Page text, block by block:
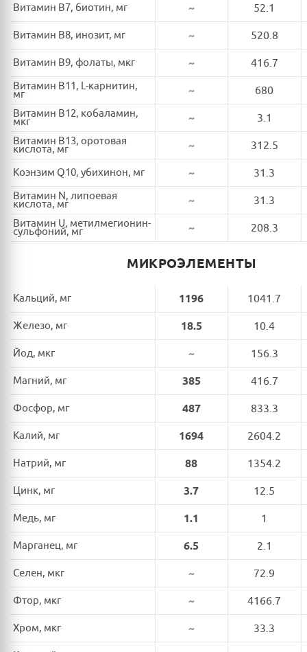
Витамин B7, биотин, мг ~ 52.1
Витамин B8, инозит, мг ~ 520.8
Витамин B9, фолаты, мкг ~ 416.7
Витамин B11, L-карнитин,
мг ~ 680
Витамин B12, кобаламин,
мкг ~ 3.1
Витамин B13, оротовая
кислота, мг ~ 312.5
Коэнзим Q10, убихинон, мг ~ 31.3
Витамин N, липоевая
кислота, мг ~ 31.3
Витамин U, метилмегионин-
сульфоний, мг ~ 208.3
МИКРОЭЛЕМЕНТЫ
Кальций, мг 1196 1041.7
Железо, мг 18.5 10.4
Йод, мкг ~ 156.3
Магний, мг 385 416.7
Фосфор, мг 487 833.3
Калий, мг 1694 2604.2
Натрий, мг 88 1354.2
Цинк, мг 3.7 12.5
Медь, мг 1.1 1
Марганец, мг 6.5 2.1
Селен, мкг ~ 72.9
Фтор, мкг ~ 4166.7
Хром, мкг ~ 33.3